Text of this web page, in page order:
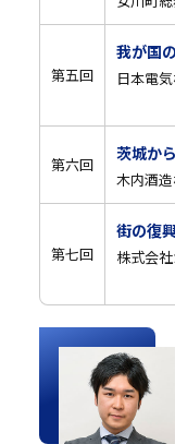
第五回
我が国
日本電
シニ
第六回
茨城か
木内酒
第七回
街の復
株式会
常務